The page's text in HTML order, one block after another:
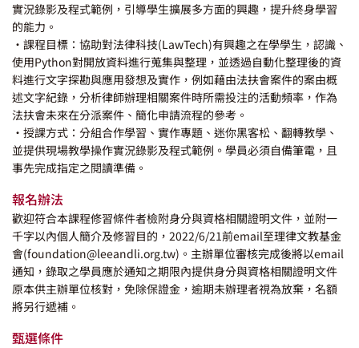
實況錄影及程式範例，引導學生擴展多方面的興趣，提升終身學習
的能力。
•課程目標：協助對法律科技(LawTech)有興趣之在學學生，認識、
使用Python對開放資料進行蒐集與整理，並透過自動化整理後的資
料進行文字探勘與應用發想及實作，例如藉由法扶會案件的案由概
述文字紀錄，分析律師辦理相關案件時所需投注的活動頻率，作為
法扶會未來在分派案件、簡化申請流程的參考。
•授課方式：分組合作學習、實作專題、迷你黑客松、翻轉教學、
並提供現場教學操作實況錄影及程式範例。學員必須自備筆電，且
事先完成指定之閱讀準備。
報名辦法
歡迎符合本課程修習條件者檢附身分與資格相關證明文件，並附一
千字以內個人簡介及修習目的，2022/6/21前email至理律文教基金
會(foundation@leeandli.org.tw)。主辦單位審核完成後將以email
通知，錄取之學員應於通知之期限內提供身分與資格相關證明文件
原本供主辦單位核對，免除保證金，逾期未辦理者視為放棄，名額
將另行遞補。
甄選條件